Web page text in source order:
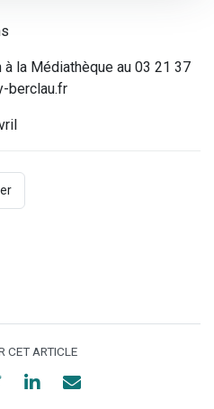
la Médiathèque au 03 21 37
berclau.fr
CET ARTICLE